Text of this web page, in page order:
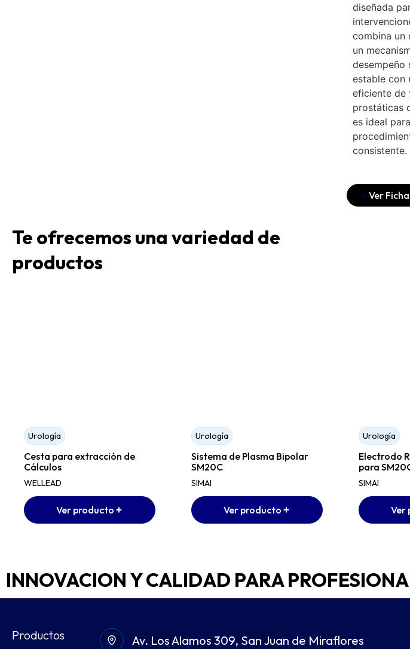
diseñada
combina un
un
desempeño
estable con
eficiente de
prostáticas
es ideal
consistente.
Ver
Te ofrecemos una variedad de
productos
Urología
Cesta para extracción de
Cálculos
WELLEAD
Ver producto
Urología
Sistema de Plasma Bipolar
SM20C
SIMAI
Ver producto
Urología
Electrodo
para
SIMAI
Ver
INNOVACION Y CALIDAD PARA
Productos Av. Los Alamos 309, San Juan de Miraflores